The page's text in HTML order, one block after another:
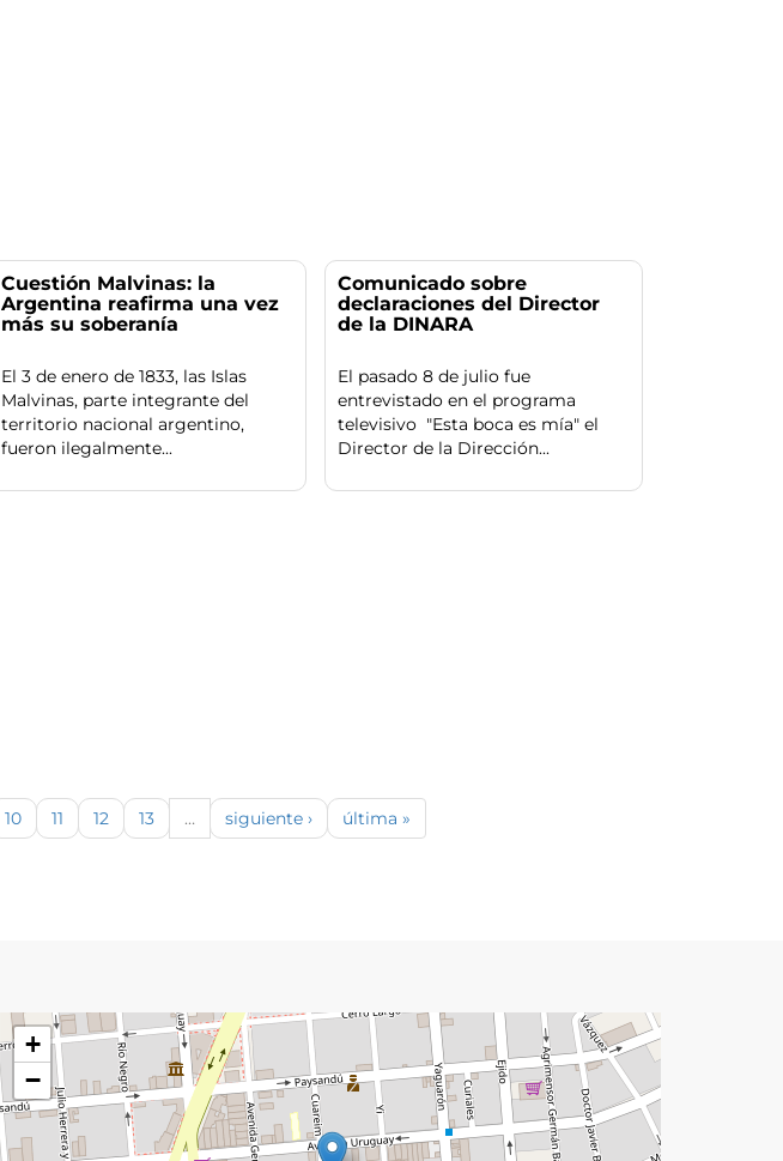
Cuestión Malvinas: la
Argentina reafirma una vez
más su soberanía
El 3 de enero de 1833, las Islas
Malvinas, parte integrante del
territorio nacional argentino,
fueron ilegalmente...
Comunicado sobre
declaraciones del Director
de la DINARA
El pasado 8 de julio fue
entrevistado en el programa
televisivo "Esta boca es mía" el
Director de la Dirección...
10 11 12 13 … siguiente › última »
+
−